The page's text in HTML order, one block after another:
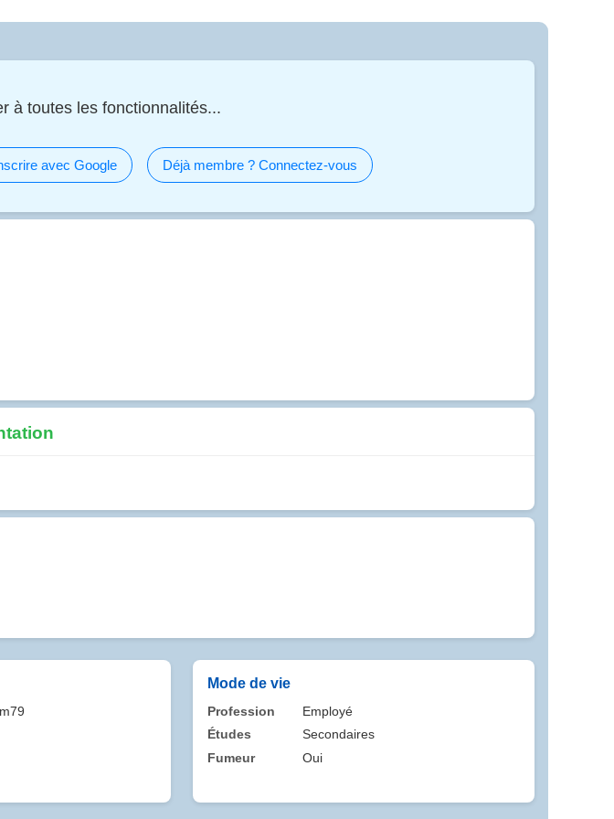
à toutes les fonctionnalités...
avec Google Déjà membre ? Connectez-vous
Mode de vie
Profession
Employé
Études
Secondaires
Fumeur
Oui